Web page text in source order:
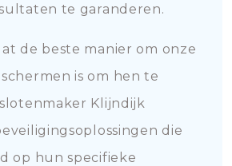
te garanderen.
de beste manier om onze
is om hen te
Klijndijk
die
op hun specifieke